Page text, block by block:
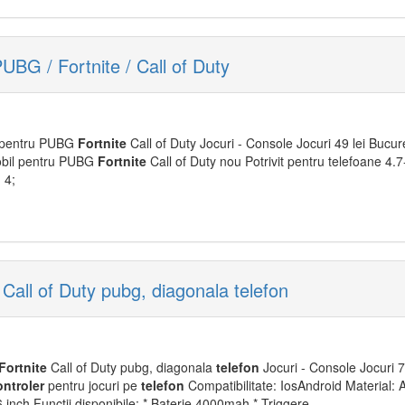
/ Fortnite / Call of Duty
PUBG Fortnite Call of Duty Jocuri - Console Jocuri 49 lei
pentru PUBG Fortnite Call of Duty nou Potrivit pentru telefoane
4;
of Duty pubg, diagonala telefon
Call of Duty pubg, diagonala telefon Jocuri - Console Jocuri
pentru jocuri pe telefon Compatibilitate: IosAndroid Material: